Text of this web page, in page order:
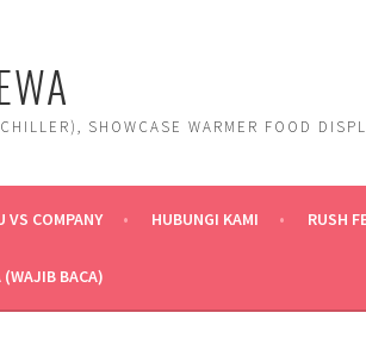
SHOWCASE WARMER FOOD
VS COMPANY HUBUNGI KAMI RUSH
(WAJIB BACA)